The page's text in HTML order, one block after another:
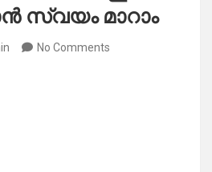
സ്വയം മാറാം
No Comments